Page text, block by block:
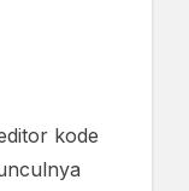
kode